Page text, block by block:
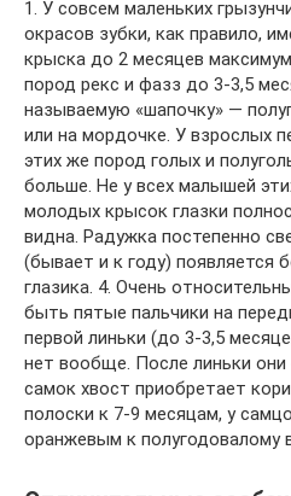
1. У совсем маленьких
окрасов зубки, как правило,
крыска до 2 месяцев
пород рекс и фазз до 3-3,5
называемую «шапочку» —
или на мордочке. У взрослых
этих же пород голых и
больше. Не у всех малышей
молодых крысок глазки
видна. Радужка постепенно
(бывает и к году) появляется
глазика. 4. Очень
быть пятые пальчики на
первой линьки (до 3-3,5
нет вообще. После линьки они
самок хвост приобретает
полоски к 7-9 месяцам, у
оранжевым к полугодовалому